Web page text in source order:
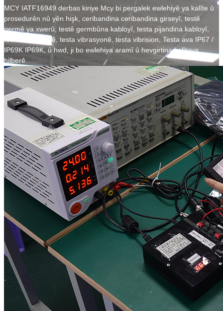
MCY IATF16949 derbas kiriye Mcy bi pergalek ewlehiyê ya kalîte û
prosedurên nû yên hişk, ceribandina ceribandina girseyî, testê
germê ya xwerû, testê germbûna kabloyî, testa pijandina kabloyî,
testa vibrasyonê, testa vibrasyonê, testa vibrision, Testa ava IP67 /
IP69K IP69K, û hwd, ji bo ewlehiya aramî û hevgirtina kalîteya
hilberê.